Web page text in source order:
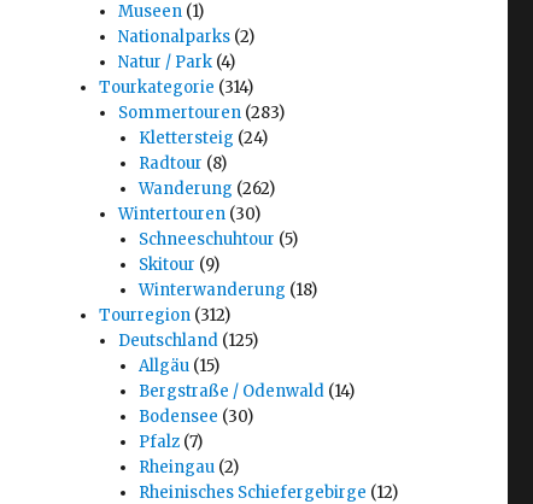
Museen (1)
Nationalparks (2)
Natur / Park (4)
Tourkategorie (314)
Sommertouren (283)
Klettersteig (24)
Radtour (8)
Wanderung (262)
Wintertouren (30)
Schneeschuhtour (5)
Skitour (9)
Winterwanderung (18)
Tourregion (312)
Deutschland (125)
Allgäu(15)
Bergstraße / Odenwald(14)
Bodensee (30)
Pfalz(7)
Rheingau(2)
Rheinisches Schiefergebirge (12)